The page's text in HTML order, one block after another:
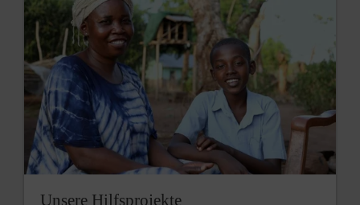
Unsere Hilfsprojekte